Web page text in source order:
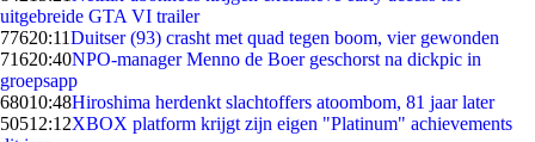
uitgebreide GTA VI trailer
77620:11Duitser (93) crasht met quad tegen boom, vier gewonden
71620:40NPO-manager Menno de Boer geschorst na dickpic in
groepsapp
68010:48Hiroshima herdenkt slachtoffers atoombom, 81 jaar later
50512:12XBOX platform krijgt zijn eigen "Platinum" achievements